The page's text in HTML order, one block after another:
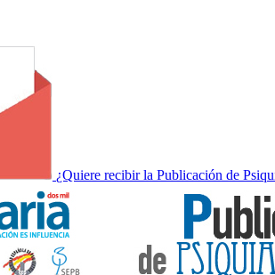
¿Quiere recibir la Publicación de